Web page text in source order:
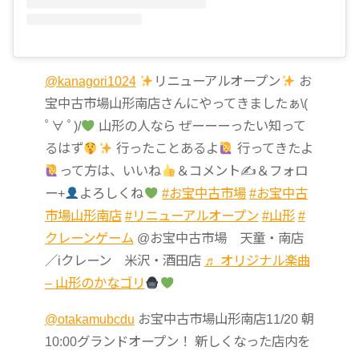
@kanagori1024 リニューアルオープン
お
宝中古市場山形南店さんにやってきましたぁ\(
ﾟ∀ ﾟ)/
山形の人なら ぜーーーったい知って
るはず
行ったことあるよ
行ってきたよ
って方は、いいね
＆コメント✍ ＆フォロ
ー+
よろしくね #お宝中古市場 #お宝中古
市場山形南店 #リニューアルオープン #山形 #
クレーンゲーム @お宝中古市場 天童・南店
／iクレーン 米沢・酒田店 ♬ オリジナル楽曲
– 山形のかなゴリ
@otakamubcdu お宝中古市場山形南店11/20 朝
10:00グランドオープン！ 新しくなった店内を